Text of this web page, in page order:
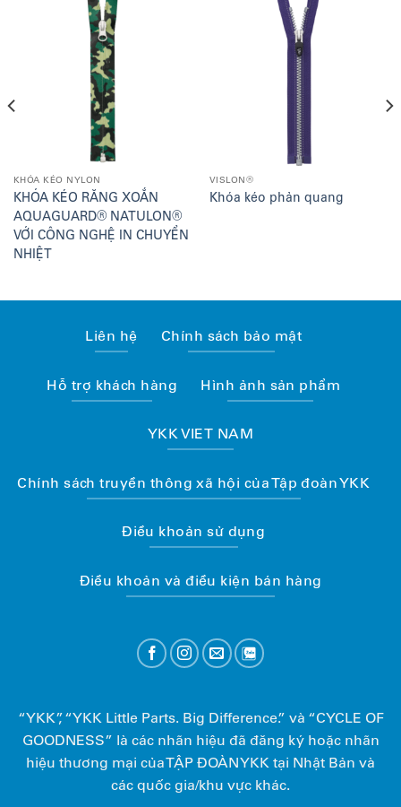
KHÓA KÉO NYLON
KHÓA KÉO RĂNG XOẮN
AQUAGUARD® NATULON®
VỚI CÔNG NGHỆ IN CHUYỂN
NHIỆT
VISLON®
Khóa kéo phản quang
Liên hệ Chính sách bảo mật
Hỗ trợ khách hàng Hình ảnh sản phẩm
YKK VIET NAM
Chính sách truyền thông xã hội của Tập đoàn YKK
Điều khoản sử dụng
Điều khoản và điều kiện bán hàng
“YKK”, “YKK Little Parts. Big Difference.” và “CYCLE OF
GOODNESS” là các nhãn hiệu đã đăng ký hoặc nhãn
hiệu thương mại của TẬP ĐOÀN YKK tại Nhật Bản và
các quốc gia/khu vực khác.